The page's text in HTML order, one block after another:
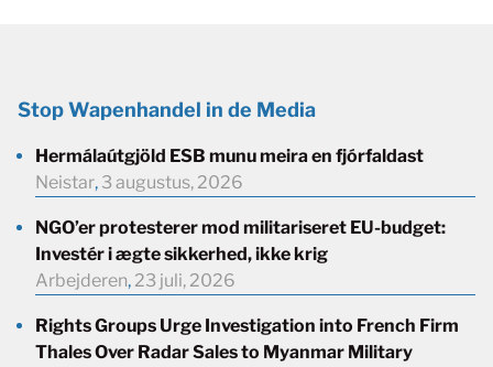
Stop Wapenhandel in de Media
Hermálaútgjöld ESB munu meira en fjórfaldast
Neistar, 3 augustus, 2026
NGO’er protesterer mod militariseret EU-budget:
Investér i ægte sikkerhed, ikke krig
Arbejderen, 23 juli, 2026
Rights Groups Urge Investigation into French Firm
Thales Over Radar Sales to Myanmar Military